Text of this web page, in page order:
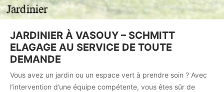
JARDINIER À VASOUY – SCHMITT
ELAGAGE AU SERVICE DE TOUTE
DEMANDE
Vous avez un jardin ou un espace vert à prendre soin ? Avec
l’intervention d’une équipe compétente, vous êtes sûr de